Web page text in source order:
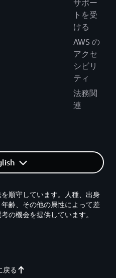
サポー
トを受
ける
AWS の
アクセ
シビリ
ティ
法務関
連
戻る
順守しています。人種、出身
齢、その他の属性によって差
の機会を提供しています。